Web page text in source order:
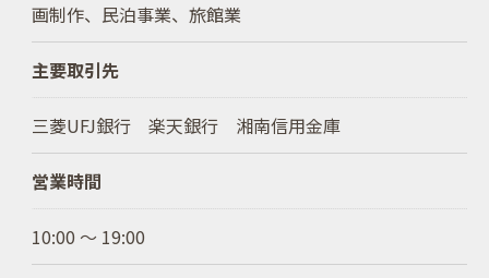
画制作、民泊事業、旅館業
主要取引先
三菱UFJ銀行 楽天銀行 湘南信用金庫
営業時間
10:00 ～ 19:00